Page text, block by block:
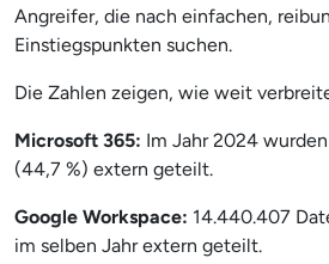
Angreifer, die nach einfachen,
Einstiegspunkten suchen.
Die Zahlen zeigen, wie weit
Microsoft 365: Im Jahr 2024
(44,7 %) extern geteilt.
Google Workspace: 14.440.407
im selben Jahr extern geteilt.